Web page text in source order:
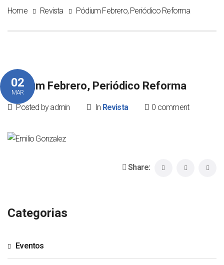
Home Revista Pódium Febrero, Periódico Reforma
02
MAR
Pódium Febrero, Periódico Reforma
Posted by admin In Revista 0 comment
Share:
Categorias
Eventos